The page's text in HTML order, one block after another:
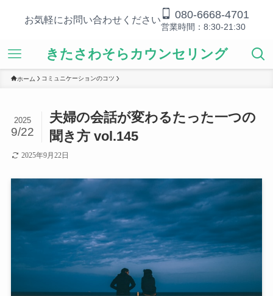
お気軽にお問い合わせください 080-6668-4701
営業時間：8:30-21:30
きたさわそらカウンセリング
ホーム コミュニケーションのコツ
夫婦の会話が変わるたった一つの
聞き方 vol.145
2025
9/22
2025年9月22日